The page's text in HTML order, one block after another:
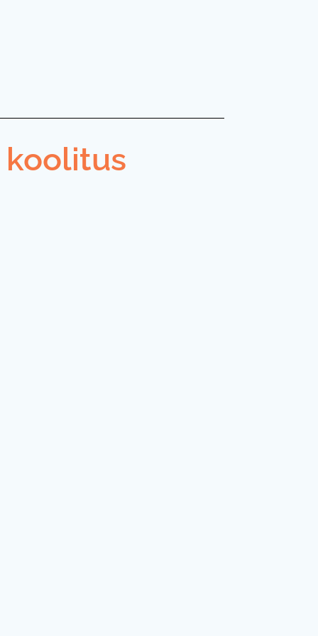
koolitus